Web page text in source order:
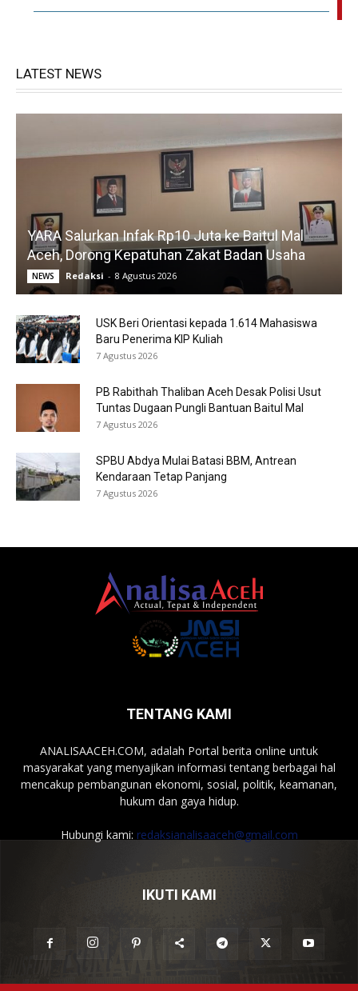
LATEST NEWS
YARA Salurkan Infak Rp10 Juta ke Baitul Mal
Aceh, Dorong Kepatuhan Zakat Badan Usaha
NEWS Redaksi - 8 Agustus 2026
USK Beri Orientasi kepada 1.614 Mahasiswa
Baru Penerima KIP Kuliah
7 Agustus 2026
PB Rabithah Thaliban Aceh Desak Polisi Usut
Tuntas Dugaan Pungli Bantuan Baitul Mal
7 Agustus 2026
SPBU Abdya Mulai Batasi BBM, Antrean
Kendaraan Tetap Panjang
7 Agustus 2026
TENTANG KAMI
ANALISAACEH.COM, adalah Portal berita online untuk
masyarakat yang menyajikan informasi tentang berbagai hal
mencakup pembangunan ekonomi, sosial, politik, keamanan,
hukum dan gaya hidup.
Hubungi kami: redaksianalisaaceh@gmail.com
IKUTI KAMI